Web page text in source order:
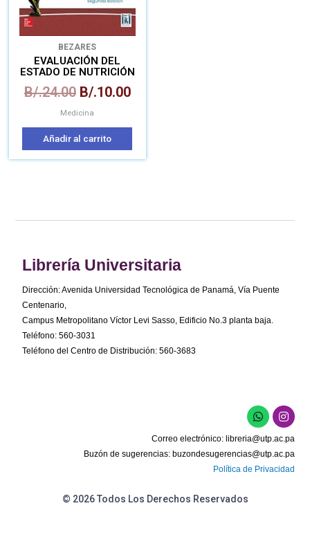
BEZARES
EVALUACIÓN DEL
ESTADO DE NUTRICIÓN
B/.24.00 B/.10.00
Medicina
Añadir al carrito
Librería Universitaria
Dirección: Avenida Universidad Tecnológica de Panamá, Vía Puente
Centenario,
Campus Metropolitano Víctor Levi Sasso, Edificio No.3 planta baja.
Teléfono: 560-3031
Teléfono del Centro de Distribución: 560-3683
W
h
a
t
s
a
p
I
n
s
t
a
g
r
Correo electrónico: libreria@utp.ac.pa
Buzón de sugerencias: buzondesugerencias@utp.ac.pa
Política de Privacidad
© 2026 Todos Los Derechos Reservados